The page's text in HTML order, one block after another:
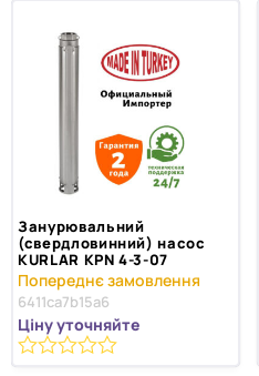
Занурювальний
(свердловинний) насос
KURLAR KPN 4-3-07
6411ca7b15a6
Ціну уточняйте